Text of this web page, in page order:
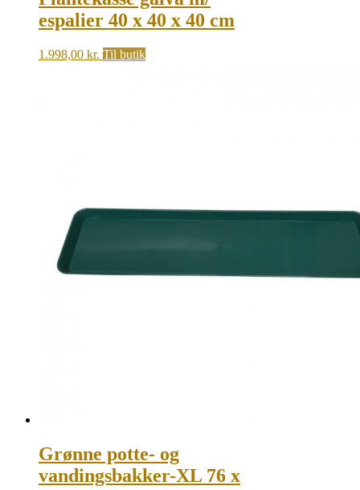
espalier 40 x 40 x 40 cm
1.998,00 kr. Til butik
Grønne potte- og
vandingsbakker-XL 76 x